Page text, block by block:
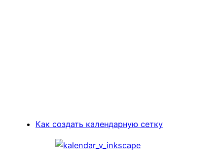
Как создать календарную сетку